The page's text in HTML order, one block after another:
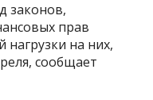
законов,
прав
нагрузки на них,
сообщает